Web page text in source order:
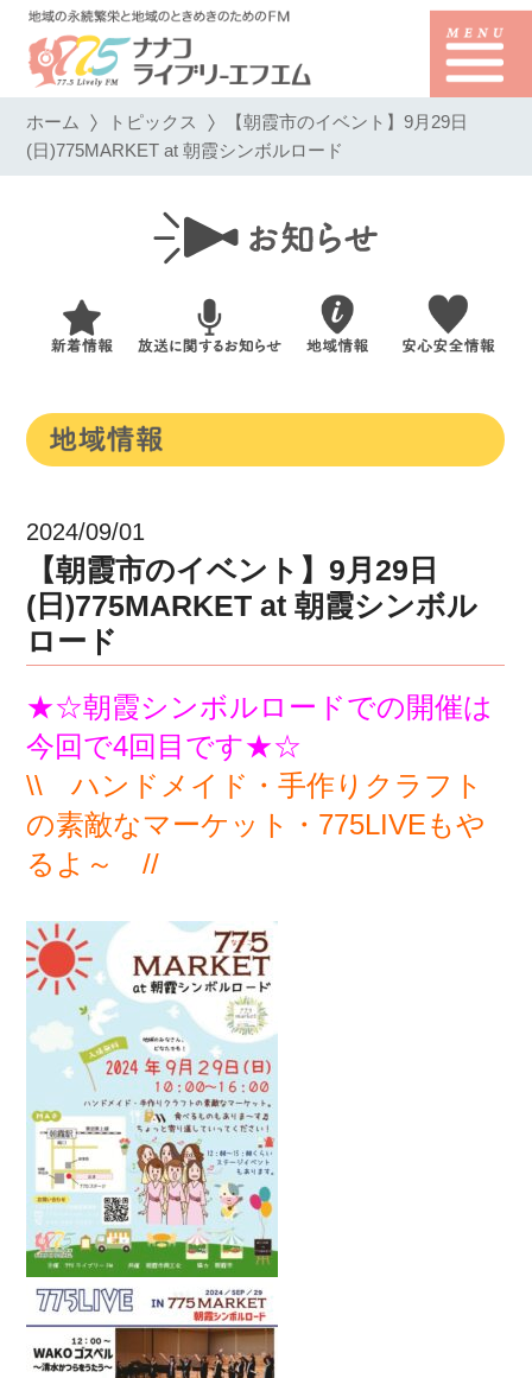
ホーム トピックス 【朝霞市のイベント】9月29日
(日)775MARKET at 朝霞シンボルロード
2024/09/01
【朝霞市のイベント】9月29日
(日)775MARKET at 朝霞シンボル
ロード
★☆朝霞シンボルロードでの開催は
今回で4回目です★☆
\\ ハンドメイド・手作りクラフト
の素敵なマーケット・ 775LIVEもや
るよ～ //